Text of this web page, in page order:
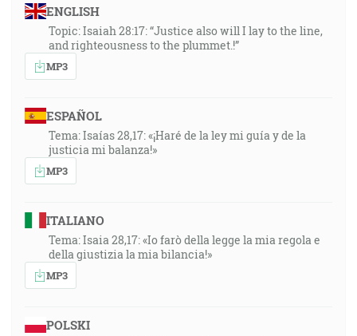
ENGLISH
Topic: Isaiah 28:17: “Justice also will I lay to the line,
and righteousness to the plummet.!”
MP3
ESPAÑOL
Tema: Isaías 28,17: «¡Haré de la ley mi guía y de la
justicia mi balanza!»
MP3
ITALIANO
Tema: Isaia 28,17: «Io farò della legge la mia regola e
della giustizia la mia bilancia!»
MP3
POLSKI